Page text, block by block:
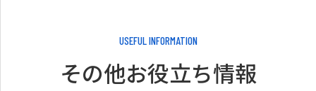
USEFUL INFORMATION
その他お役立ち情報